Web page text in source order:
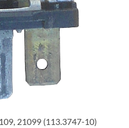
21099 (113.3747-10)